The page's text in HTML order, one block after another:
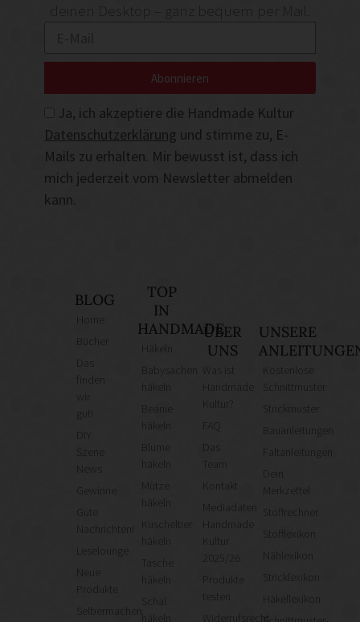
deinen Desktop – ganz bequem per Mail.
Ja, ich akzeptiere die Handmade Kultur
Datenschutzerklärung und stimme zu, E-
Mails zu erhalten. Mir bewusst ist, dass ich
mich jederzeit vom Newsletter abmelden
kann.
Abonnieren
BLOG
finden
gut!
News
Gute
Nachrichten!
Leselounge
Neue
Produkte
Selbermachen
TOP
IN
HANDMADE
häkeln
häkeln
Mütze
häkeln
Kuscheltier
Tasche
häkeln
ÜBER
UNS
Was ist
Kultur?
Das
Team
Kontakt
Mediadaten
Kultur
2025/26
Produkte
testen
Widerrufsrecht
UNSERE
Kostenlose
Schnittmuster
Strickmuster
Bauanleitungen
Faltanleitungen
Merkzettel
Stoffrechner
Stofflexikon
Nählexikon
Stricklexikon
Häkellexikon